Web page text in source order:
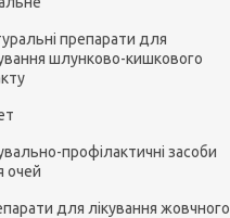
препарати для
шлунково-кишкового
профілактичні засоби
очей
для лікування жовчного